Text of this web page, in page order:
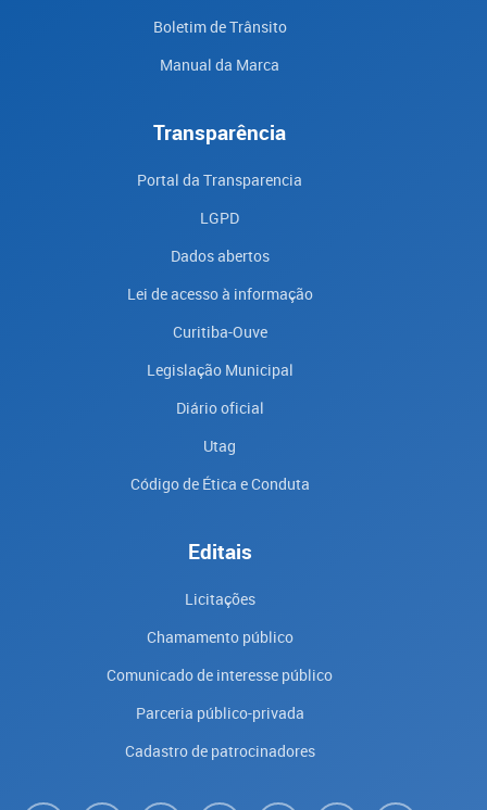
Boletim de Trânsito
Manual da Marca
Transparência
Portal da Transparencia
LGPD
Dados abertos
Lei de acesso à informação
Curitiba-Ouve
Legislação Municipal
Diário oficial
Utag
Código de Ética e Conduta
Editais
Licitações
Chamamento público
Comunicado de interesse público
Parceria público-privada
Cadastro de patrocinadores